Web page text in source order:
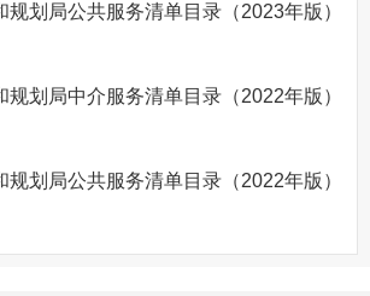
规划局公共服务清单目录（2023年版）
规划局中介服务清单目录（2022年版）
规划局公共服务清单目录（2022年版）